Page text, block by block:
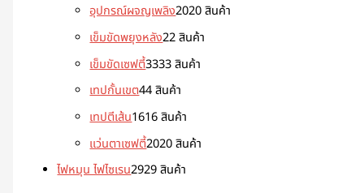
อุปกรณ์ผจญเพลิง2020 สินค้า
เข็มขัดพยุงหลัง22 สินค้า
เข็มขัดเซฟตี้3333 สินค้า
เทปกั้นเขต44 สินค้า
เทปตีเส้น1616 สินค้า
แว่นตาเซฟตี้2020 สินค้า
ไฟหมุน ไฟไซเรน2929 สินค้า